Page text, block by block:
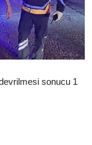
sonucu 1